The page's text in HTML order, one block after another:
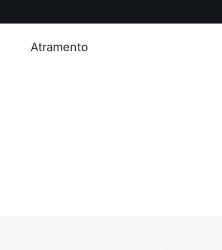
Atramento